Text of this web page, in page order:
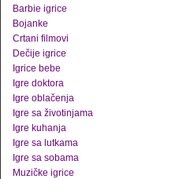
Barbie igrice
Bojanke
Crtani filmovi
Dečije igrice
Igrice bebe
Igre doktora
Igre oblačenja
Igre sa životinjama
Igre kuhanja
Igre sa lutkama
Igre sa sobama
Muzičke igrice